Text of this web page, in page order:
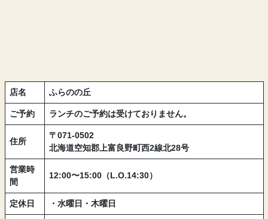
店名 ふらのの丘
ご予約 ランチのご予約は受けておりません。
住所
〒071-0502
北海道空知郡上富良野町西2線北28号
営業時
間
12:00〜15:00（L.O.14:30）
定休日 ・水曜日・木曜日